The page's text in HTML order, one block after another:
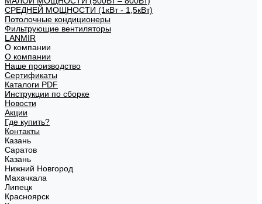
СРЕДНЕЙ МОЩНОСТИ (1кВт - 1,5кВт)
Потолочные кондиционеры
Фильтрующие вентиляторы
LANMIR
О компании
О компании
Наше производство
Сертификаты
Каталоги PDF
Инструкции по сборке
Новости
Акции
Где купить?
Контакты
Казань
Саратов
Казань
Нижний Новгород
Махачкала
Липецк
Красноярск